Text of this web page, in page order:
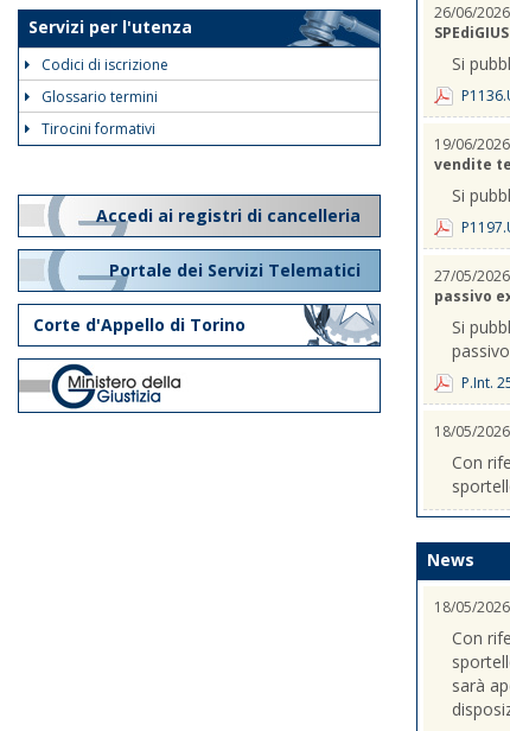
Servizi per l'utenza
Codici di iscrizione
Glossario termini
Tirocini formativi
Accedi ai registri di cancelleria
Portale dei Servizi Telematici
Corte d'Appello di Torino
26/06/
Si
19/06/
vendite
Si
27/05/
passivo
Si
P.Int.
18/05/
Con
News
18/05/
Con
sarà